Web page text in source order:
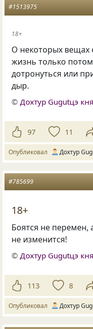
#1513975
18+
О некоторых вещах
жизнь только
дотронуться или
дыр.
©Дохтур Gugutцэ
97 11
Опубликовал Дохтур
#785699
18+
Боятся не перемен,
не изменится!
©Дохтур Gugutцэ
113 8
Опубликовал Дохтур